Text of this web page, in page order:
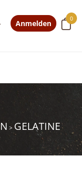
0
Anmelden
> GELATINE